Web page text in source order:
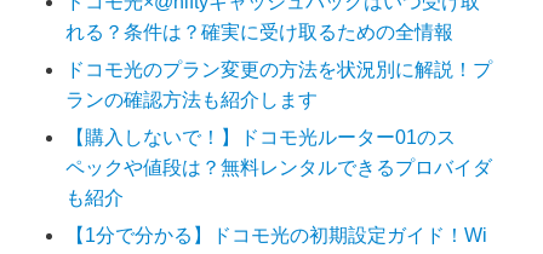
れる？条件は？確実に受け取るための全情報
ドコモ光のプラン変更の方法を状況別に解説！プ
ランの確認方法も紹介します
【購入しないで！】ドコモ光ルーター01のス
ペックや値段は？無料レンタルできるプロバイダ
も紹介
【1分で分かる】ドコモ光の初期設定ガイド！Wi